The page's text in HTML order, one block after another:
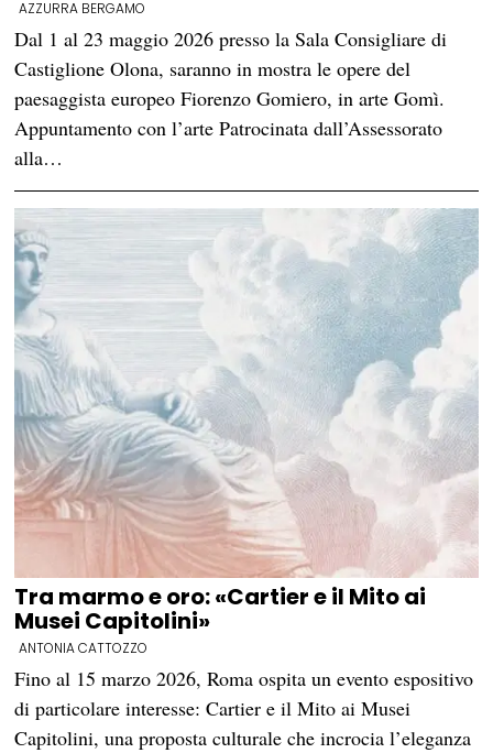
AZZURRA BERGAMO
Dal 1 al 23 maggio 2026 presso la Sala Consigliare di
Castiglione Olona, saranno in mostra le opere del
paesaggista europeo Fiorenzo Gomiero, in arte Gomì.
Appuntamento con l’arte Patrocinata dall’Assessorato
alla…
Tra marmo e oro: «Cartier e il Mito ai
Musei Capitolini»
ANTONIA CATTOZZO
Fino al 15 marzo 2026, Roma ospita un evento espositivo
di particolare interesse: Cartier e il Mito ai Musei
Capitolini, una proposta culturale che incrocia l’eleganza